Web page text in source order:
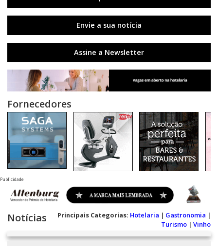
Envie a sua notícia
Assine a Newsletter
Fornecedores
Publicidade
Notícias Principais Categorias: Hotelaria | Gastronomia |
Turismo | Vinho